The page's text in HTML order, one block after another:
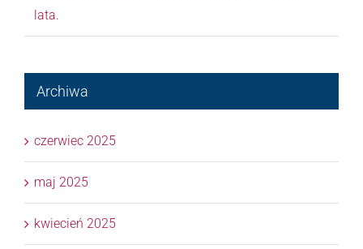
lata.
Archiwa
czerwiec 2025
maj 2025
kwiecień 2025